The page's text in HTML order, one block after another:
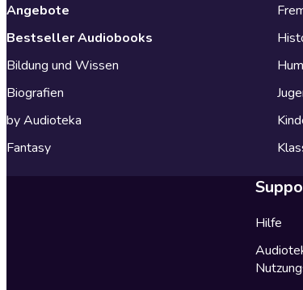
Angebote
Bestseller Audiobooks
Bildung und Wissen
Biografien
by Audioteka
Fantasy
Hilfe